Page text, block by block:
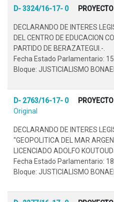
D- 3324/16-17- 0
DECLARANDO DE INTERES
DEL CENTRO DE EDUCACION
PARTIDO DE BERAZATEGUI.-.
Fecha Estado Parlamentario:
Bloque: JUSTICIALISMO
D- 2763/16-17- 0
Original
DECLARANDO DE INTERES
"GEOPOLITICA DEL MAR
LICENCIADO ADOLFO
Fecha Estado Parlamentario:
Bloque: JUSTICIALISMO